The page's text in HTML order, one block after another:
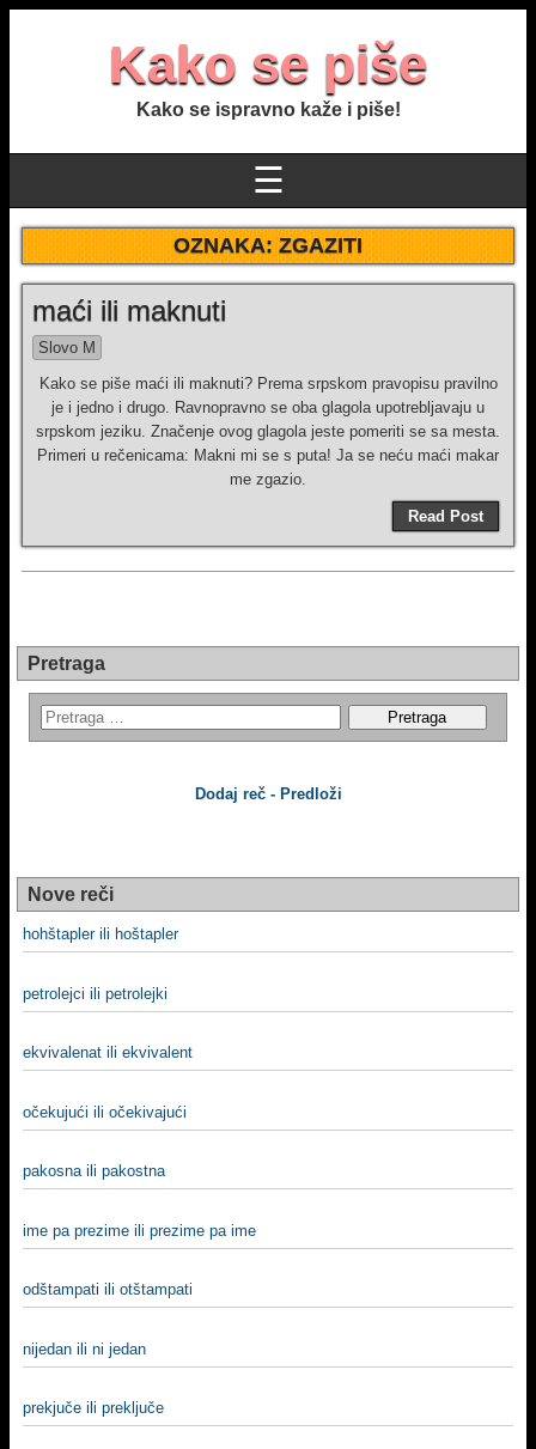
Kako se piše
Kako se ispravno kaže i piše!
☰
OZNAKA:ZGAZITI
maći ili maknuti
Slovo M
Kako se piše maći ili maknuti? Prema srpskom pravopisu pravilno
je i jedno i drugo. Ravnopravno se oba glagola upotrebljavaju u
srpskom jeziku. Značenje ovog glagola jeste pomeriti se sa mesta.
Primeri u rečenicama: Makni mi se s puta! Ja se neću maći makar
me zgazio.
Read Post
Pretraga
Dodaj reč - Predloži
Nove reči
hohštapler ili hoštapler
petrolejci ili petrolejki
ekvivalenat ili ekvivalent
očekujući ili očekivajući
pakosna ili pakostna
ime pa prezime ili prezime pa ime
odštampati ili otštampati
nijedan ili ni jedan
prekjuče ili preključe